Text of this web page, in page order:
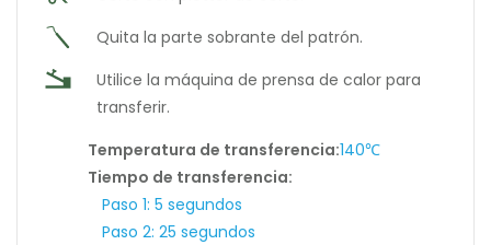
Quita la parte sobrante del patrón.
Utilice la máquina de prensa de calor para
transferir.
Temperatura de transferencia:140℃
Tiempo de transferencia:
Paso 1: 5 segundos
Paso 2: 25 segundos